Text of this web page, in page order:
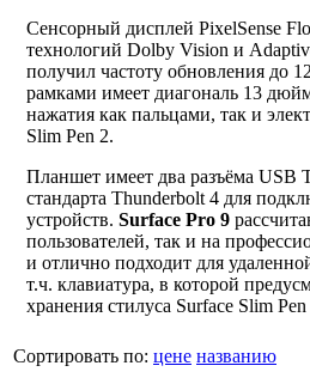
Сенсорный дисплей PixelSense
технологий Dolby Vision и
получил частоту обновления до
рамками имеет диагональ 13
нажатия как пальцами, так и
Slim Pen 2.
Планшет имеет два разъёма USB
стандарта Thunderbolt 4 для
устройств. Surface Pro 9
пользователей, так и на
и отлично подходит для
т.ч. клавиатура, в которой
хранения стилуса Surface Slim
Сортировать по: цене названию